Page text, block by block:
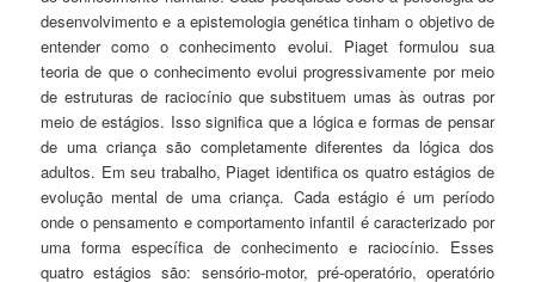
desenvolvimento e a epistemologia genética tinham o objetivo de
entender como o conhecimento evolui. Piaget formulou sua
teoria de que o conhecimento evolui progressivamente por meio
de estruturas de raciocínio que substituem umas às outras por
meio de estágios. Isso significa que a lógica e formas de pensar
de uma criança são completamente diferentes da lógica dos
adultos. Em seu trabalho, Piaget identifica os quatro estágios de
evolução mental de uma criança. Cada estágio é um período
onde o pensamento e comportamento infantil é caracterizado por
uma forma específica de conhecimento e raciocínio. Esses
quatro estágios são: sensório-motor, pré-operatório, operatório